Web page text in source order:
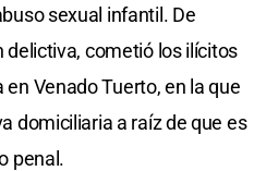
sexual infantil. De
delictiva, cometió los ilícitos
Venado Tuerto, en la que
domiciliaria a raíz de que es
penal.